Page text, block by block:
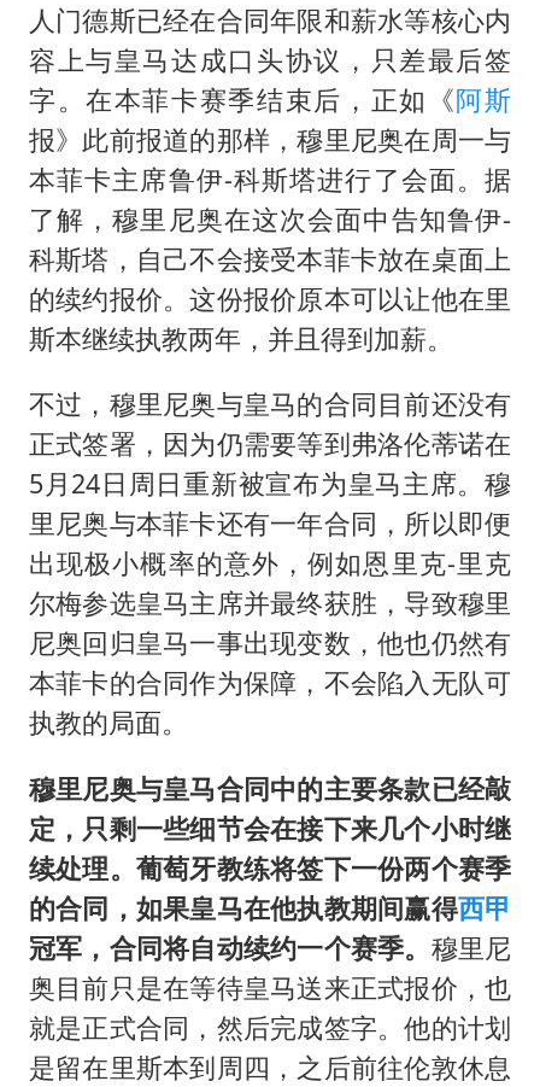
人门德斯已经在合同年限和薪水等核心内
容上与皇马达成口头协议，只差最后签
字。在本菲卡赛季结束后，正如《阿斯
报》此前报道的那样，穆里尼奥在周一与
本菲卡主席鲁伊-科斯塔进行了会面。据
了解，穆里尼奥在这次会面中告知鲁伊-
科斯塔，自己不会接受本菲卡放在桌面上
的续约报价。这份报价原本可以让他在里
斯本继续执教两年，并且得到加薪。
不过，穆里尼奥与皇马的合同目前还没有
正式签署，因为仍需要等到弗洛伦蒂诺在
5月24日周日重新被宣布为皇马主席。穆
里尼奥与本菲卡还有一年合同，所以即便
出现极小概率的意外，例如恩里克-里克
尔梅参选皇马主席并最终获胜，导致穆里
尼奥回归皇马一事出现变数，他也仍然有
本菲卡的合同作为保障，不会陷入无队可
执教的局面。
穆里尼奥与皇马合同中的主要条款已经敲
定，只剩一些细节会在接下来几个小时继
续处理。葡萄牙教练将签下一份两个赛季
的合同，如果皇马在他执教期间赢得西甲
冠军，合同将自动续约一个赛季。 穆里尼
奥目前只是在等待皇马送来正式报价，也
就是正式合同，然后完成签字。他的计划
是留在里斯本到周四，之后前往伦敦休息